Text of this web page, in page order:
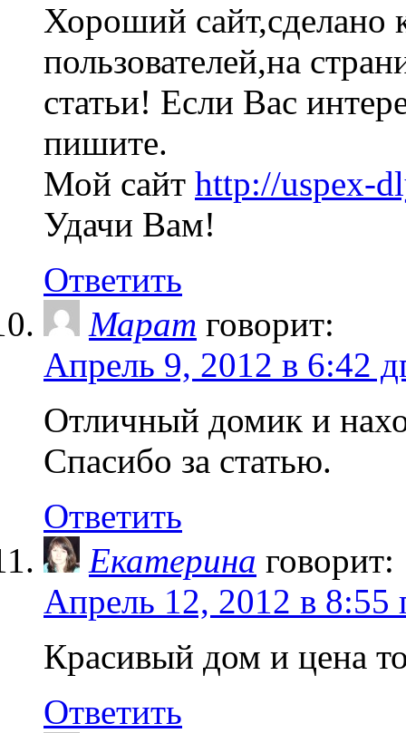
Хороший сайт,сделано
пользователей,на
статьи! Если Вас
пишите.
Мой сайт http://uspex-
Удачи Вам!
Ответить
Марат говорит:
Апрель 9, 2012 в 6:42
Отличный домик и
Спасибо за статью.
Ответить
Екатерина говорит:
Апрель 12, 2012 в 8:55
Красивый дом и цена
Ответить